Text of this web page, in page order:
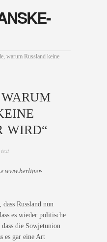
warum Russland keine
WIRD“
text
www.berliner-
Russland nun
es wieder politische
die Sowjetunion
es gar eine Art